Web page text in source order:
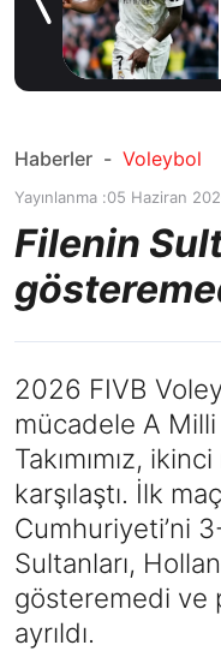
Haberler - Voleybol
Yayınlanma :05 Haziran
Filenin
2026 FIVB
mücadele A Milli
Takımımız,
karşılaştı. İlk
Cumhuriyeti’ni
Sultanları,
gösteremedi ve
ayrıldı.